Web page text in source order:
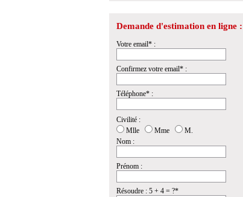
Demande d'estimation en ligne :
Votre email* :
Confirmez votre email* :
Téléphone* :
Civilité :
Mlle
Mme
M.
Nom :
Prénom :
Résoudre : 5 + 4 = ?*